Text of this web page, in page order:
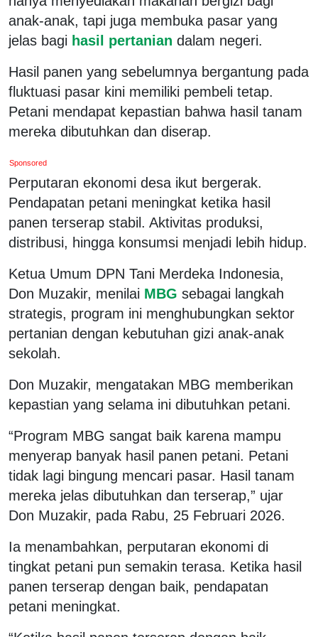
anak-anak, tapi juga membuka pasar yang
jelas bagi hasil pertanian dalam negeri.
Hasil panen yang sebelumnya bergantung pada
fluktuasi pasar kini memiliki pembeli tetap.
Petani mendapat kepastian bahwa hasil tanam
mereka dibutuhkan dan diserap.
Sponsored
Perputaran ekonomi desa ikut bergerak.
Pendapatan petani meningkat ketika hasil
panen terserap stabil. Aktivitas produksi,
distribusi, hingga konsumsi menjadi lebih hidup.
Ketua Umum DPN Tani Merdeka Indonesia,
Don Muzakir, menilai MBG sebagai langkah
strategis, program ini menghubungkan sektor
pertanian dengan kebutuhan gizi anak-anak
sekolah.
Don Muzakir, mengatakan MBG memberikan
kepastian yang selama ini dibutuhkan petani.
“Program MBG sangat baik karena mampu
menyerap banyak hasil panen petani. Petani
tidak lagi bingung mencari pasar. Hasil tanam
mereka jelas dibutuhkan dan terserap,” ujar
Don Muzakir, pada Rabu, 25 Februari 2026.
Ia menambahkan, perputaran ekonomi di
tingkat petani pun semakin terasa. Ketika hasil
panen terserap dengan baik, pendapatan
petani meningkat.